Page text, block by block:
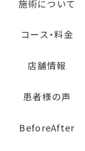
施術について
コース・料金
店舗情報
患者様の声
BeforeAfter